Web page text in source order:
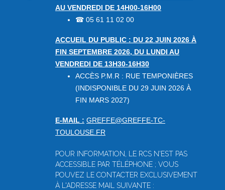
AU VENDREDI DE 14H00-16H00
☎ 05 61 11 02 00
ACCUEIL DU PUBLIC : DU 22 JUIN 2026 À
FIN SEPTEMBRE 2026, DU LUNDI AU
VENDREDI DE 13H30-16H30
ACCÈS P.M.R : RUE TEMPONIÈRES
(INDISPONIBLE DU 29 JUIN 2026 À
FIN MARS 2027)
E-MAIL : GREFFE@GREFFE-TC-
TOULOUSE.FR
POUR INFORMATION, LE RCS N'EST PAS
ACCESSIBLE PAR TÉLÉPHONE ; VOUS
POUVEZ LE CONTACTER EXCLUSIVEMENT
À L'ADRESSE MAIL SUIVANTE :